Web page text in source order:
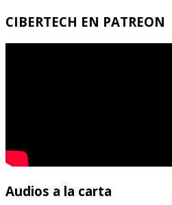
CIBERTECH EN PATREON
Audios a la carta